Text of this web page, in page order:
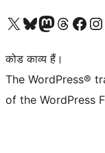
Visit our X (formerly Twitter) account
हमारे बलुस्की खाते पर जाएँVisit our Mastodon account
हमारे थ्रेड्स अकाउंट पर जाएंहमारे फेसबुक पेज पर जाएँहमारे इंस्टाग्राम
कोड काव्य हैं।
The WordPress®
of the WordPress